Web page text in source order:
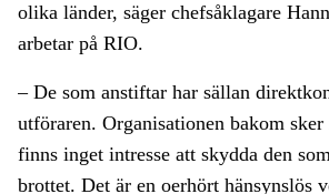
olika länder, säger chefsåklagare
arbetar på RIO.
– De som anstiftar har sällan
utföraren. Organisationen bakom
finns inget intresse att skydda den
brottet. Det är en oerhört hänsynslös